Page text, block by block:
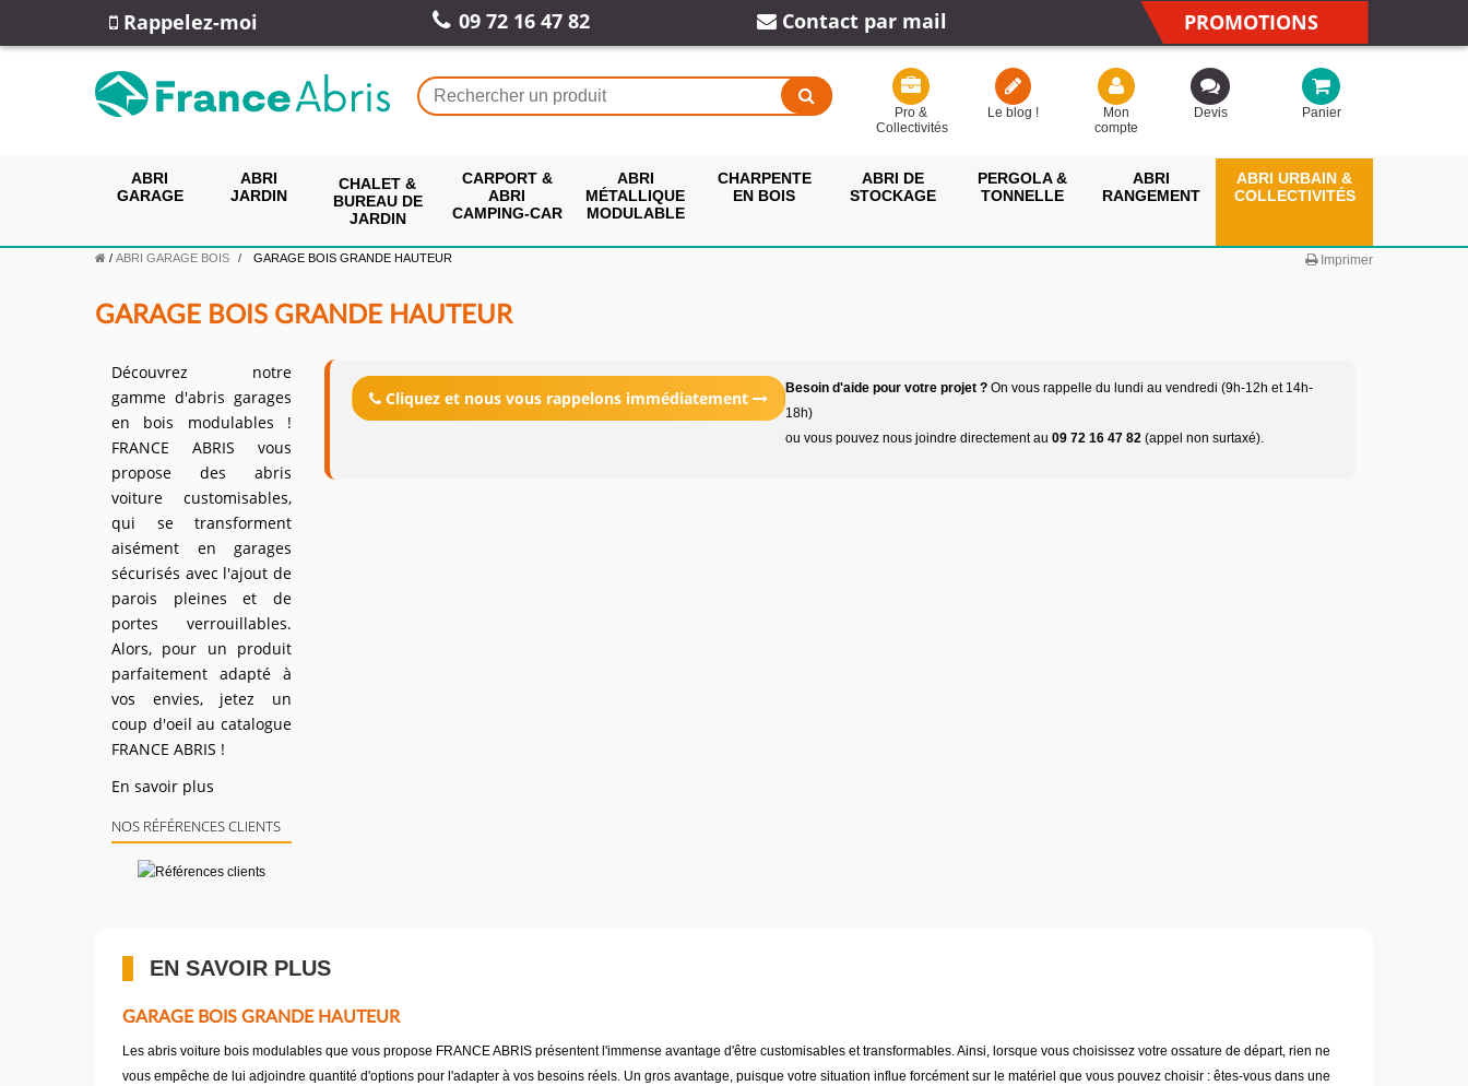
Rappelez-moi 09 72 16 47 82 Contact par mail PROMOTIONS
Pro &
Collectivités
Le blog !
Mon
compte
Devis Panier
ABRI
GARAGE
ABRI
JARDIN
CHALET &
BUREAU DE
JARDIN
CARPORT &
ABRI
CAMPING-CAR
ABRI
MÉTALLIQUE
MODULABLE
CHARPENTE
EN BOIS
ABRI DE
STOCKAGE
PERGOLA &
TONNELLE
ABRI
RANGEMENT
ABRI URBAIN &
COLLECTIVITÉS
/ ABRI GARAGE BOIS GARAGE BOIS GRANDE HAUTEUR Imprimer
GARAGE BOIS GRANDE HAUTEUR
Découvrez notre
gamme d'abris garages
en bois modulables !
FRANCE ABRIS vous
propose des abris
voiture customisables,
qui se transforment
aisément en garages
sécurisés avec l'ajout de
parois pleines et de
portes verrouillables.
Alors, pour un produit
parfaitement adapté à
vos envies, jetez un
coup d'oeil au catalogue
FRANCE ABRIS !
En savoir plus
NOS RÉFÉRENCES CLIENTS
Cliquez et nous vous rappelons immédiatement Besoin d'aide pour votre projet ? On vous rappelle du lundi au vendredi (9h-12h et 14h-
18h)
ou vous pouvez nous joindre directement au 09 72 16 47 82 (appel non surtaxé).
EN SAVOIR PLUS
GARAGE BOIS GRANDE HAUTEUR
Les abris voiture bois modulables que vous propose FRANCE ABRIS présentent l'immense avantage d'être customisables et transformables. Ainsi, lorsque vous choisissez votre ossature de départ, rien ne
vous empêche de lui adjoindre quantité d'options pour l'adapter à vos besoins réels. Un gros avantage, puisque votre situation influe forcément sur le matériel que vous pouvez choisir : êtes-vous dans une